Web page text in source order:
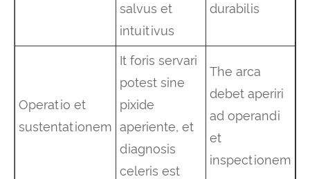
salvus et
intuitivus
durabilis
Operatio et
sustentationem
It foris servari
potest sine
pixide
aperiente, et
diagnosis
celeris est
The arca
debet aperiri
ad operandi
et
inspectionem